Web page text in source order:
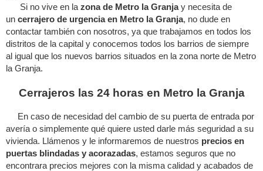
Si no vive en la zona de Metro la Granjay necesita de
un cerrajero de urgencia en Metro la Granja, no dude en
contactar también con nosotros, ya que trabajamos en todos los
distritos de la capital y conocemos todos los barrios de siempre
al igual que los nuevos barrios situados en la zona norte de Metro
la Granja.
Cerrajeros las 24 horas en Metro la Granja
En caso de necesidad del cambio de su puerta de entrada por
avería o simplemente qué quiere usted darle más seguridad a su
vivienda. Llámenos y le informaremos de nuestros precios en
puertas blindadas y acorazadas, estamos seguros que no
encontrara precios mejores con la misma calidad y acabados de